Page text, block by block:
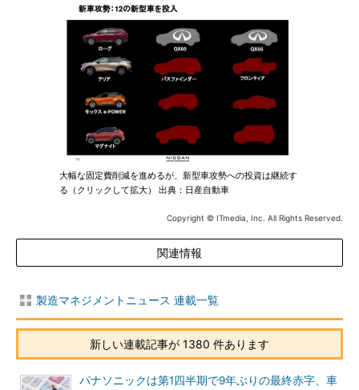
大幅な固定費削減を進めるが、新型車攻勢への投資は継続す
る（クリックして拡大） 出典：日産自動車
Copyright © ITmedia, Inc. All Rights Reserved.
関連情報
製造マネジメントニュース 連載一覧
新しい連載記事が 1380 件あります
パナソニックは第1四半期で9年ぶりの最終赤字、車